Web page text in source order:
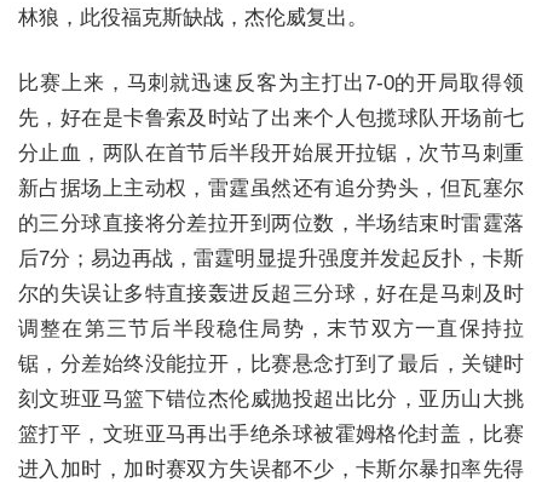
林狼，此役福克斯缺战，杰伦威复出。
比赛上来，马刺就迅速反客为主打出7-0的开局取得领
先，好在是卡鲁索及时站了出来个人包揽球队开场前七
分止血，两队在首节后半段开始展开拉锯，次节马刺重
新占据场上主动权，雷霆虽然还有追分势头，但瓦塞尔
的三分球直接将分差拉开到两位数，半场结束时雷霆落
后7分；易边再战，雷霆明显提升强度并发起反扑，卡斯
尔的失误让多特直接轰进反超三分球，好在是马刺及时
调整在第三节后半段稳住局势，末节双方一直保持拉
锯，分差始终没能拉开，比赛悬念打到了最后，关键时
刻文班亚马篮下错位杰伦威抛投超出比分，亚历山大挑
篮打平，文班亚马再出手绝杀球被霍姆格伦封盖，比赛
进入加时，加时赛双方失误都不少，卡斯尔暴扣率先得